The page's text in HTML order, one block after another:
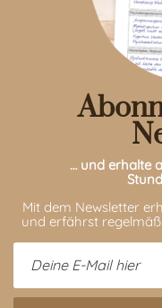
… und erhalte
Mit dem Newsletter
und erfährst